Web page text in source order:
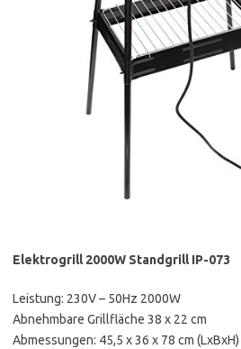
Elektrogrill 2000W Standgrill IP-073
Leistung: 230V – 50Hz 2000W
Abnehmbare Grillfläche 38 x 22 cm
Abmessungen: 45,5 x 36 x 78 cm (LxBxH)